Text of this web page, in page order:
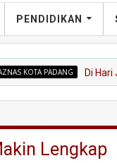
PENDIDIKAN
Di Hari Jadi
Lengkap